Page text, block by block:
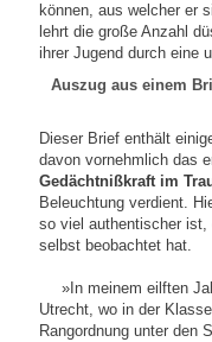
können, aus welcher er
lehrt die große Anzahl
ihrer Jugend durch eine
Auszug aus einem
Dieser Brief enthält
davon vornehmlich das
Gedächtnißkraft im
Beleuchtung verdient.
so viel authentischer ist,
selbst beobachtet hat.
»In meinem eilften
Utrecht, wo in der
Rangordnung unter den